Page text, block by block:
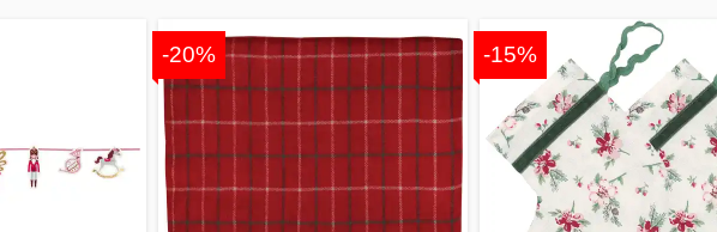
-20% -15%